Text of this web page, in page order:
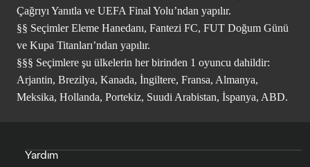
Çağrıyı Yanıtla ve UEFA Final Yolu’ndan yapılır.
§§ Seçimler Eleme Hanedanı, Fantezi FC, FUT Doğum Günü
ve Kupa Titanları’ndan yapılır.
§§§ Seçimlere şu ülkelerin her birinden 1 oyuncu dahildir:
Arjantin, Brezilya, Kanada, İngiltere, Fransa, Almanya,
Meksika, Hollanda, Portekiz, Suudi Arabistan, İspanya, ABD.
Yardım